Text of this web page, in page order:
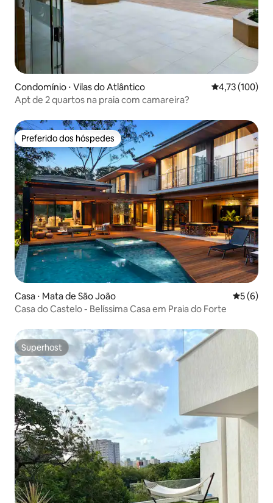
Condomínio ⋅ Vilas do Atlântico 4,73 de uma
4,73 (100)
Apt de 2 quartos na praia com camareira?
Preferido dos hóspedes
Preferido dos hóspedes
Casa ⋅ Mata de São João 5 de
5 (6)
Casa do Castelo - Belíssima Casa em Praia do Forte
Superhost
Superhost